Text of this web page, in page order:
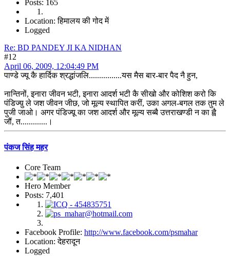
Posts: 165
Location: हिमालय की गोद में
Logged
Re: BD PANDEY JI KA NIDHAN
#12
April 06, 2009, 12:04:49 PM
पाण्डे ज्यू कै हार्दिक श्रद्धांजलि................यस मैस बार-बार पैद नै हुन,
नान्तिनों, इनारा जीवन भटी, इनारा आदर्श भटी कै सीखो और कोशिश करो कि
पंडिज्य़ु ले जश जीवन जीछ, जो मूल्य स्थापित करीं, उका अगल-बगल तक तुम ले
पुजी जाओ। अगर पंडिज्य़ू का जश आदर्श और मूल्य सब्बै उत्तराखण्डी न का ह्वै
जौं, त.............।
पंकज सिंह महर
Core Team
Hero Member
Posts: 7,401
Facebook Profile: http://www.facebook.com/psmahar
Location: देहरादून
Logged